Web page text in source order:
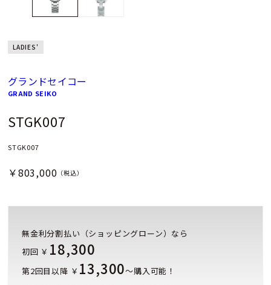
LADIES'
グランドセイコー
GRAND SEIKO
STGK007
STGK007
￥803,000 （税込）
無金利分割払い（ショッピングローン）なら
初回 ￥ 18,300
第2回目以降 ￥ 13,300～購入可能！